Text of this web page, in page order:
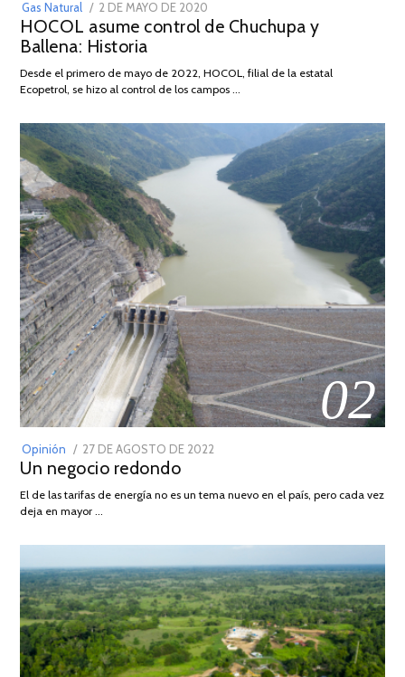
Gas Natural
POSTED
ON
2 DE MAYO DE 2020
DE
2026
HOCOL asume control de Chuchupa y
Ballena: Historia
Desde el primero de mayo de 2022, HOCOL, filial de la estatal
Ecopetrol, se hizo al control de los campos …
02
Opinión
POSTED
ON
27 DE AGOSTO DE 2022
DE
Un negocio redondo
El de las tarifas de energía no es un tema nuevo en el país, pero cada vez
deja en mayor …